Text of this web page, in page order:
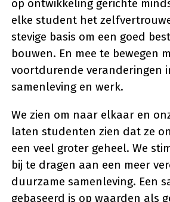
op ontwikkeling gerichte
elke student het
stevige basis om een goed
bouwen. En mee te bewegen
voortdurende veranderingen
samenleving en werk.
We zien om naar elkaar en
laten studenten zien dat ze
een veel groter geheel. We
bij te dragen aan een meer
duurzame samenleving. Een
gebaseerd is op waarden als